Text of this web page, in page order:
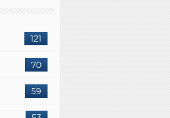
121
70
59